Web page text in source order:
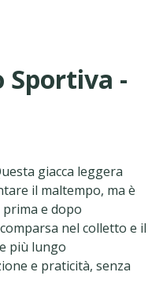
Sportiva -
giacca leggera
il maltempo, ma è
e dopo
nel colletto e il
più lungo
e praticità, senza